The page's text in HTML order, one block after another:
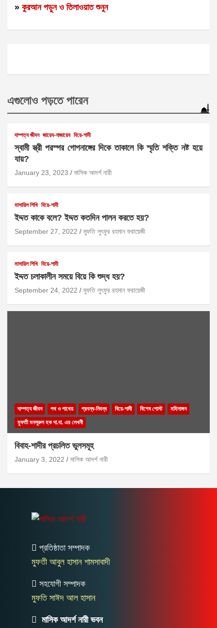
» কুরআন পড়ুন ও তিলাওয়াত শুনুন
এগুলোও পড়তে পারেন
দাম্পত্য জীবন জায়েয-নাজায়েয বিয়ে-শাদী
স্বামী স্ত্রী পরস্পর গোপনাঙ্গের দিকে তাকালে কি স্মৃতি শক্তি নষ্ট হয়ে
যায়?
January 23, 2023 মাসিক আদর্শ নারী
মাসায়িল শিখি বিয়ে-শাদী
ইদ্দত কাকে বলে? ইদ্দত কতদিন পালন করতে হয়?
September 27, 2022 মুফতি লুৎফুর রহমান ফরায়েজী
মাসায়িল শিখি বিয়ে-শাদী
ইদ্দত চলাকালীন সময়ে বিয়ে কি শুদ্ধ হয়?
September 24, 2022 মুফতি লুৎফুর রহমান ফরায়েজী
দাম্পত্য জীবন পথ ও পাথেয় প্রবন্ধ-নিবন্ধ বিয়ে-শাদী বিশেষ পোস্ট
মহিলাঙ্গন
মুফতী মনসূরুল হক দা.বা. এর লেখনী
বিবাহ-শাদীর প্রচলিত ভুলসমূহ
January 3, 2022 মাসিক আদর্শ নারী
প্রতিষ্ঠাতা সম্পাদক
মুফতী আবুল হাসান শামসাবাদী
সহযোগী সম্পাদক
মুফতি সাঈদ আল হাসান
মাসিক আদর্শ নারী ভবন